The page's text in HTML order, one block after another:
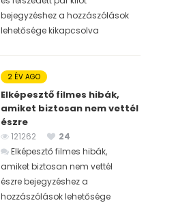
bejegyzéshez a hozzászólások
lehetősége kikapcsolva
2 ÉV AGO
Elképesztő filmes hibák,
amiket biztosan nem vettél
észre
121262
24
Elképesztő filmes hibák,
amiket biztosan nem vettél
észre bejegyzéshez a
hozzászólások lehetősége